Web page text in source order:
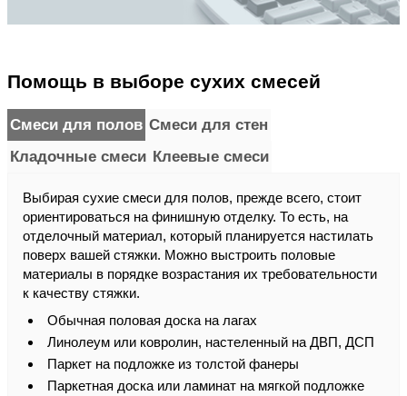
Помощь в выборе сухих смесей
Смеси для полов Смеси для стен
Кладочные смеси Клеевые смеси
Выбирая сухие смеси для полов, прежде всего, стоит
ориентироваться на финишную отделку. То есть, на
отделочный материал, который планируется настилать
поверх вашей стяжки. Можно выстроить половые
материалы в порядке возрастания их требовательности
к качеству стяжки.
Обычная половая доска на лагах
Линолеум или ковролин, настеленный на ДВП, ДСП
Паркет на подложке из толстой фанеры
Паркетная доска или ламинат на мягкой подложке